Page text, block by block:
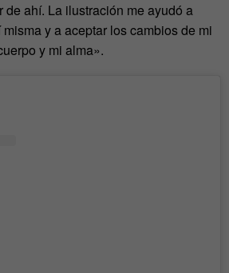
de ahí. La ilustración me ayudó a
y a aceptar los cambios de mi
y mi alma».